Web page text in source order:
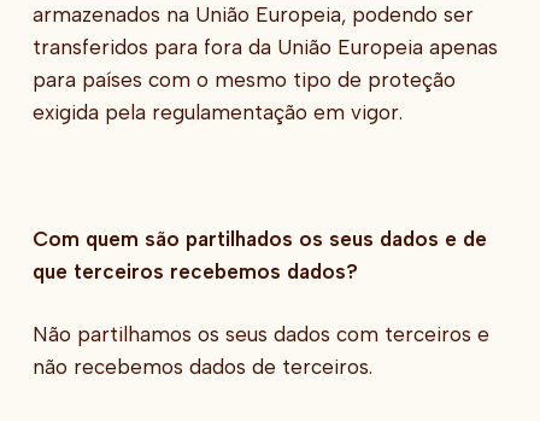
armazenados na União Europeia, podendo ser
transferidos para fora da União Europeia apenas
para países com o mesmo tipo de proteção
exigida pela regulamentação em vigor.
Com quem são partilhados os seus dados e de
que terceiros recebemos dados?
Não partilhamos os seus dados com terceiros e
não recebemos dados de terceiros.